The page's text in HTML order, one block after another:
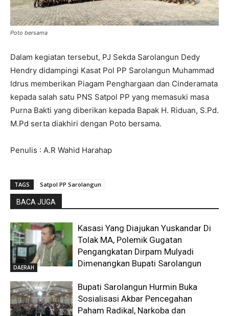
Poto bersama
Dalam kegiatan tersebut, PJ Sekda Sarolangun Dedy
Hendry didampingi Kasat Pol PP Sarolangun Muhammad
Idrus memberikan Piagam Penghargaan dan Cinderamata
kepada salah satu PNS Satpol PP yang memasuki masa
Purna Bakti yang diberikan kepada Bapak H. Riduan, S.Pd.
M.Pd serta diakhiri dengan Poto bersama.
Penulis : A.R Wahid Harahap
TAGS Satpol PP Sarolangun
BACA JUGA
DAERAH
Kasasi Yang Diajukan Yuskandar Di
Tolak MA, Polemik Gugatan
Pengangkatan Dirpam Mulyadi
Dimenangkan Bupati Sarolangun
Bupati Sarolangun Hurmin Buka
Sosialisasi Akbar Pencegahan
Paham Radikal, Narkoba dan